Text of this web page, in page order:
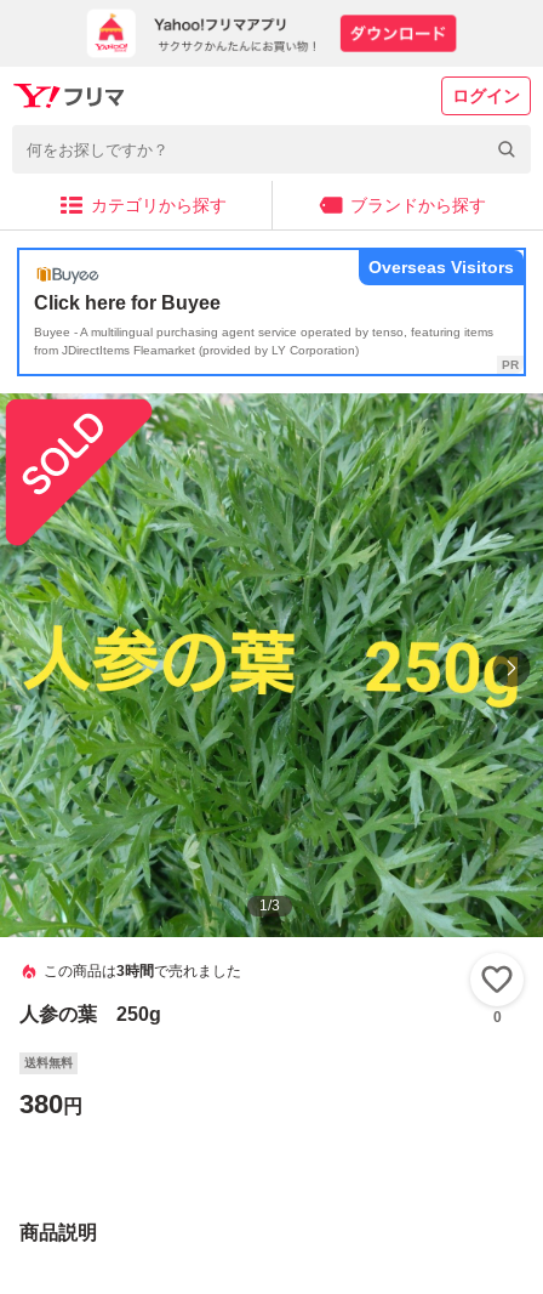
ログイン
カテゴリから探す ブランドから探す
Click here for Buyee
Buyee - A multilingual purchasing agent service operated by tenso, featuring items
from JDirectItems Fleamarket (provided by LY Corporation)
Overseas Visitors
1/3
この商品は3時間で売れました
人参の葉 250g 0
送料無料
380円
商品説明